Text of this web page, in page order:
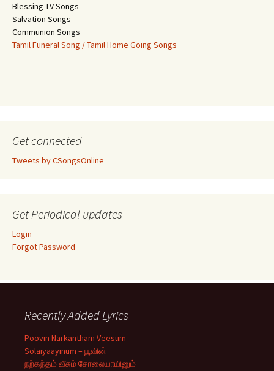
Blessing TV Songs
Salvation Songs
Communion Songs
Tamil Funeral Song / Tamil Home Going Songs
Get connected
Tweets by CSongsOnline
Get Periodical updates
Login
Forgot Password
Recently Added Lyrics
Poovin Narkantham Veesum
Solaiyaayinum – பூவின்
நற்கந்தம் வீசும் சோலையாயினும்